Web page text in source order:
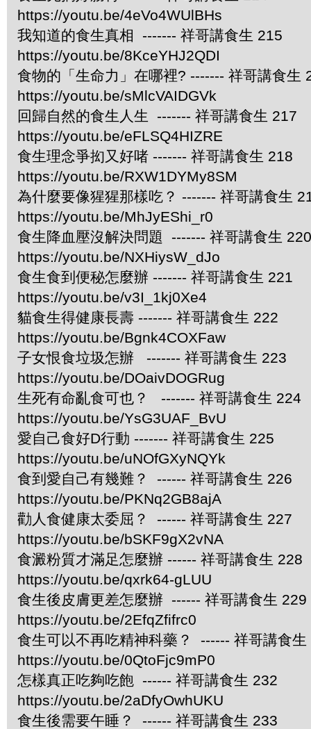
https://youtu.be/4eVo4WUlBHs
我知道的食生真相 ------- 祥哥講食生 215
https://youtu.be/8KceYHJ2QDI
食物的「生命力」在哪裡? ------- 祥哥講食生
https://youtu.be/sMlcVAIDGVk
回歸自然的食生人生 ------- 祥哥講食生 217
https://youtu.be/eFLSQ4HIZRE
食生理念爭抝又好啫 ------- 祥哥講食生 218
https://youtu.be/RXW1DYMy8SM
為什麼要像猩猩那樣吃？ ------- 祥哥講食生
https://youtu.be/MhJyEShi_r0
食生降血壓沒解決問題 ------- 祥哥講食生 220
https://youtu.be/NXHiysW_dJo
食生食到便秘怎麼辦 ------- 祥哥講食生 221
https://youtu.be/v3I_1kj0Xe4
貓食生得健康長壽 ------- 祥哥講食生 222
https://youtu.be/Bgnk4COXFaw
子女恨食垃圾怎辦 ------- 祥哥講食生 223
https://youtu.be/DOaivDOGRug
生死有命亂食可也？ ------- 祥哥講食生 224
https://youtu.be/YsG3UAF_BvU
愛自己食好D行動 ------- 祥哥講食生 225
https://youtu.be/uNOfGXyNQYk
食到愛自己有幾難？ ------ 祥哥講食生 226
https://youtu.be/PKNq2GB8ajA
勸人食健康太委屈？ ------ 祥哥講食生 227
https://youtu.be/bSKF9gX2vNA
食澱粉質才滿足怎麼辦 ------ 祥哥講食生 228
https://youtu.be/qxrk64-gLUU
食生後皮膚更差怎麼辦 ------ 祥哥講食生 229
https://youtu.be/2EfqZfifrc0
食生可以不再吃精神科藥？ ------ 祥哥講食生
https://youtu.be/0QtoFjc9mP0
怎樣真正吃夠吃飽 ------ 祥哥講食生 232
https://youtu.be/2aDfyOwhUKU
食生後需要午睡？ ------ 祥哥講食生 233